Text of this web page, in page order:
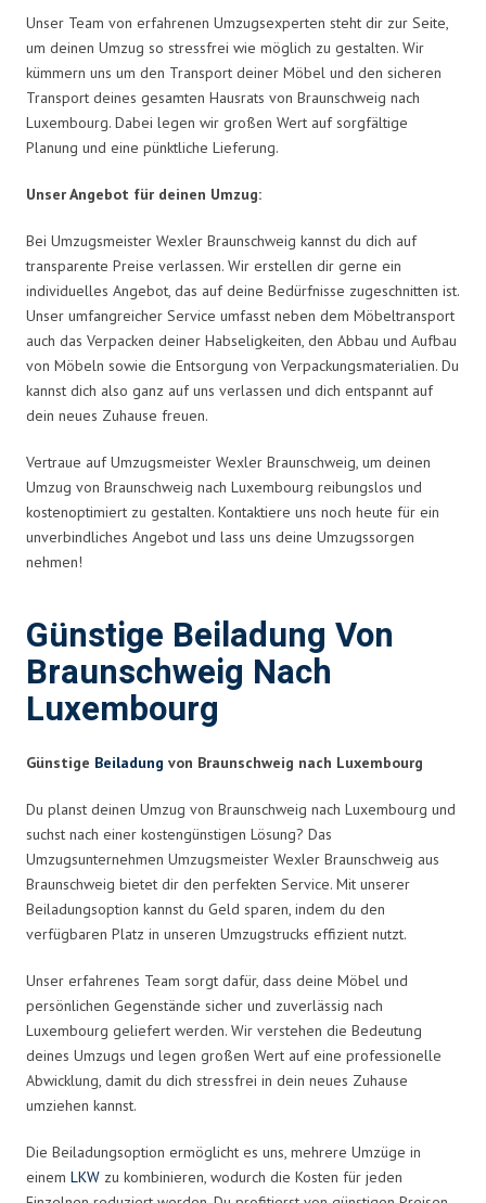
Unser Team von erfahrenen Umzugsexperten steht dir zur Seite,
um deinen Umzug so stressfrei wie möglich zu gestalten. Wir
kümmern uns um den Transport deiner Möbel und den sicheren
Transport deines gesamten Hausrats von Braunschweig nach
Luxembourg. Dabei legen wir großen Wert auf sorgfältige
Planung und eine pünktliche Lieferung.
Unser Angebot für deinen Umzug:
Bei Umzugsmeister Wexler Braunschweig kannst du dich auf
transparente Preise verlassen. Wir erstellen dir gerne ein
individuelles Angebot, das auf deine Bedürfnisse zugeschnitten ist.
Unser umfangreicher Service umfasst neben dem Möbeltransport
auch das Verpacken deiner Habseligkeiten, den Abbau und Aufbau
von Möbeln sowie die Entsorgung von Verpackungsmaterialien. Du
kannst dich also ganz auf uns verlassen und dich entspannt auf
dein neues Zuhause freuen.
Vertraue auf Umzugsmeister Wexler Braunschweig, um deinen
Umzug von Braunschweig nach Luxembourg reibungslos und
kostenoptimiert zu gestalten. Kontaktiere uns noch heute für ein
unverbindliches Angebot und lass uns deine Umzugssorgen
nehmen!
Günstige Beiladung Von
Braunschweig Nach
Luxembourg
Günstige Beiladung von Braunschweig nach Luxembourg
Du planst deinen Umzug von Braunschweig nach Luxembourg und
suchst nach einer kostengünstigen Lösung? Das
Umzugsunternehmen Umzugsmeister Wexler Braunschweig aus
Braunschweig bietet dir den perfekten Service. Mit unserer
Beiladungsoption kannst du Geld sparen, indem du den
verfügbaren Platz in unseren Umzugstrucks effizient nutzt.
Unser erfahrenes Team sorgt dafür, dass deine Möbel und
persönlichen Gegenstände sicher und zuverlässig nach
Luxembourg geliefert werden. Wir verstehen die Bedeutung
deines Umzugs und legen großen Wert auf eine professionelle
Abwicklung, damit du dich stressfrei in dein neues Zuhause
umziehen kannst.
Die Beiladungsoption ermöglicht es uns, mehrere Umzüge in
einem LKW zu kombinieren, wodurch die Kosten für jeden